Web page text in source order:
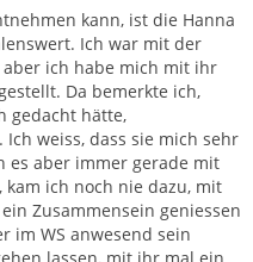
kann, ist die Hanna
Ich war mit der
ich habe mich mit ihr
Da bemerkte ich,
gedacht hätte,
weiss, dass sie mich sehr
es aber immer gerade mit
ich noch nie dazu, mit
Zusammensein geniessen
im WS anwesend sein
Zitieren